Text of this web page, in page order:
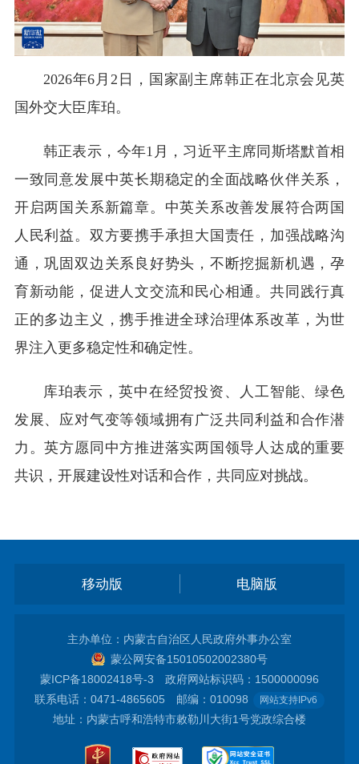
2026年6月2日，国家副主席韩正在北京会见英
国外交大臣库珀。
韩正表示，今年1月，习近平主席同斯塔默首相
一致同意发展中英长期稳定的全面战略伙伴关系，
开启两国关系新篇章。中英关系改善发展符合两国
人民利益。双方要携手承担大国责任，加强战略沟
通，巩固双边关系良好势头，不断挖掘新机遇，孕
育新动能，促进人文交流和民心相通。共同践行真
正的多边主义，携手推进全球治理体系改革，为世
界注入更多稳定性和确定性。
库珀表示，英中在经贸投资、人工智能、绿色
发展、应对气变等领域拥有广泛共同利益和合作潜
力。英方愿同中方推进落实两国领导人达成的重要
共识，开展建设性对话和合作，共同应对挑战。
移动版 电脑版
主办单位：内蒙古自治区人民政府外事办公室
蒙公网安备15010502002380号
蒙ICP备18002418号-3 政府网站标识码：1500000096
联系电话：0471-4865605 邮编：010098
网站支持IPv6
地址：内蒙古呼和浩特市敕勒川大街1号党政综合楼